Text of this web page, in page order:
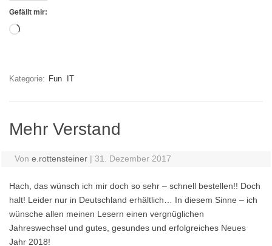
Gefällt mir:
Wird
Kategorie: Fun IT
Mehr Verstand
Vone.rottensteiner | 31. Dezember 2017
Hach, das wünsch ich mir doch so sehr – schnell bestellen!! Doch
halt! Leider nur in Deutschland erhältlich… In diesem Sinne – ich
wünsche allen meinen Lesern einen vergnüglichen
Jahreswechsel und gutes, gesundes und erfolgreiches Neues
Jahr 2018!